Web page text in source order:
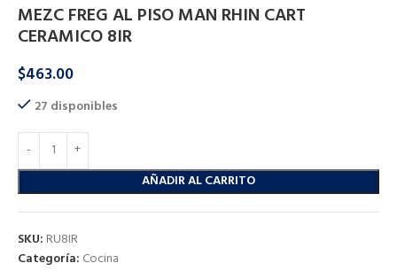
MEZC FREG AL PISO MAN RHIN CART
CERAMICO 8IR
$463.00
27 disponibles
AÑADIR AL CARRITO
SKU: RU8IR
Categoría: Cocina